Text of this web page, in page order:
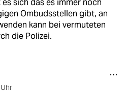
Ombudsstellen gibt, an
kann bei vermuteten
die Polizei.